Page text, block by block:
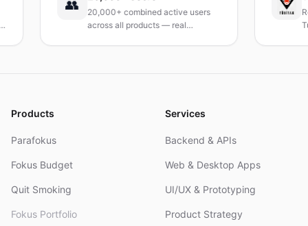
20,000+ combined active users
across all products — real
Products
Parafokus
Fokus Budget
Quit Smoking
Fokus Portfolio
Services
Backend & APIs
Web & Desktop Apps
UI/UX & Prototyping
Product Strategy